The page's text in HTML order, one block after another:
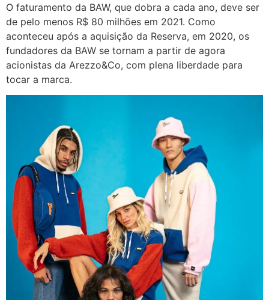
O faturamento da BAW, que dobra a cada ano, deve ser
de pelo menos R$ 80 milhões em 2021. Como
aconteceu após a aquisição da Reserva, em 2020, os
fundadores da BAW se tornam a partir de agora
acionistas da Arezzo&Co, com plena liberdade para
tocar a marca.